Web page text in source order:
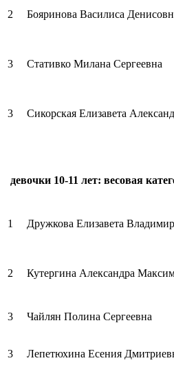
2 Бояринова Василиса
3 Стативко Милана Сергеевна
3 Сикорская Елизавета
девочки 10-11 лет: весовая
1 Дружкова Елизавета
2 Кутергина Александра
3 Чайлян Полина Сергеевна
3 Лепетюхина Есения